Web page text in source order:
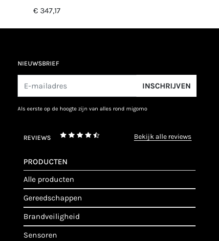
€ 347,17
NIEUWSBRIEF
INSCHRIJVEN
als eerste op de hoogte zijn van alles rond migomo
REVIEWS bekijk alle reviews
PRODUCTEN
alle producten
gereedschappen
brandveiligheid
sensoren